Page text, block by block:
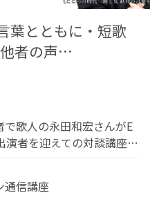
葉とともに・短歌
者の声…
歌人の永田和宏さんがE
演者を迎えての対談講座…
通信講座